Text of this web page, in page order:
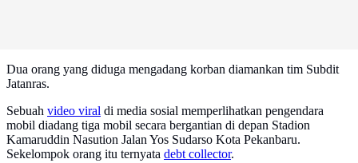
Dua orang yang diduga mengadang korban diamankan tim Subdit
Jatanras.
Sebuah video viral di media sosial memperlihatkan pengendara
mobil diadang tiga mobil secara bergantian di depan Stadion
Kamaruddin Nasution Jalan Yos Sudarso Kota Pekanbaru.
Sekelompok orang itu ternyata debt collector.